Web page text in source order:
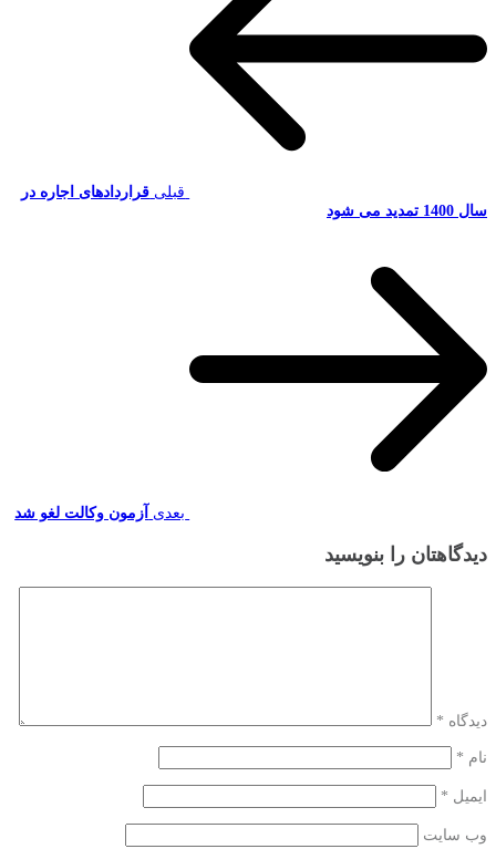
قبلی قراردادهای اجاره در
سال 1400 تمدید می شود
بعدی آزمون وکالت لغو شد
دیدگاهتان را بنویسید
دیدگاه *
نام *
ایمیل *
وب‌ سایت